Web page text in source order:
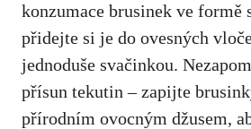
konzumace brusinek ve formě
přidejte si je do ovesných
jednoduše svačinkou.
přísun tekutin – zapijte
přírodním ovocným džusem,